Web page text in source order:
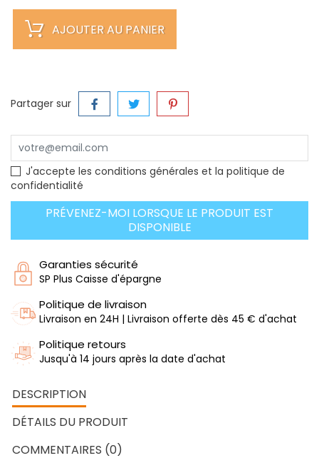
AJOUTER AU PANIER
Partager sur
J'accepte les conditions générales et la politique de
confidentialité
PRÉVENEZ-MOI LORSQUE LE PRODUIT EST
DISPONIBLE
Garanties sécurité
SP Plus Caisse d'épargne
Politique de livraison
Livraison en 24H | Livraison offerte dès 45 € d'achat
Politique retours
Jusqu'à 14 jours après la date d'achat
DESCRIPTION
DÉTAILS DU PRODUIT
COMMENTAIRES (0)